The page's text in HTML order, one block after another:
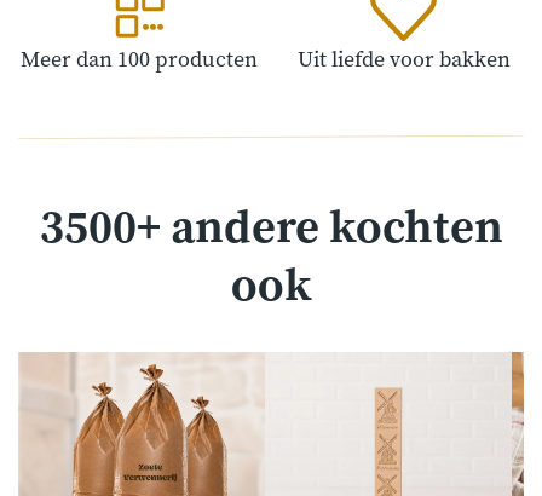
Meer dan 100 producten Uit liefde voor bakken
3500+ andere kochten
ook